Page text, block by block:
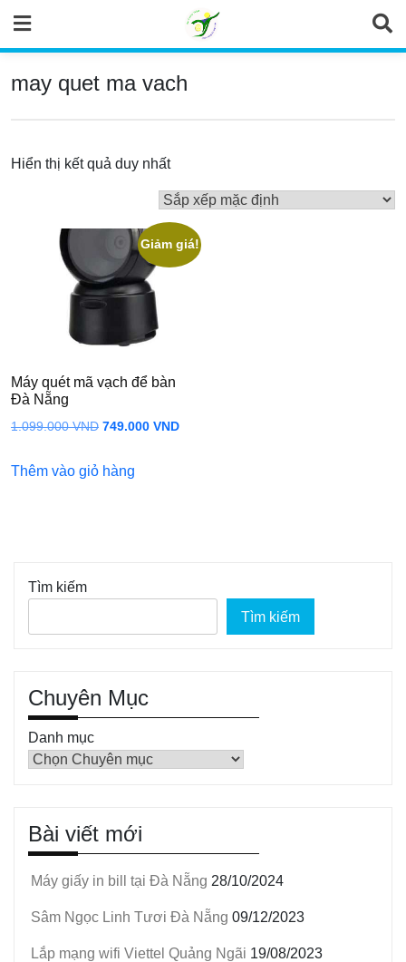
content
may quet ma vach
Hiển thị kết quả duy nhất
Giảm giá!
Máy quét mã vạch để bàn
Đà Nẵng
1.099.000VND Giá
là:
749.000 VNDGiá
Thêm vào giỏ hàng
Tìm kiếm
Tìm kiếm
Chuyên Mục
Danh mục
Bài viết mới
Máy giấy in bill tại Đà Nẵng 28/10/2024
Sâm Ngọc Linh Tươi Đà Nẵng 09/12/2023
Lắp mạng wifi Viettel Quảng Ngãi 19/08/2023